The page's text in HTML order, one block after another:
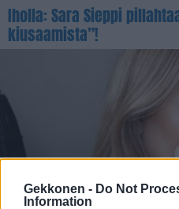
Gekkonen - Do Not
Information
Iholla: Sara Sieppi
kiusaamista”!